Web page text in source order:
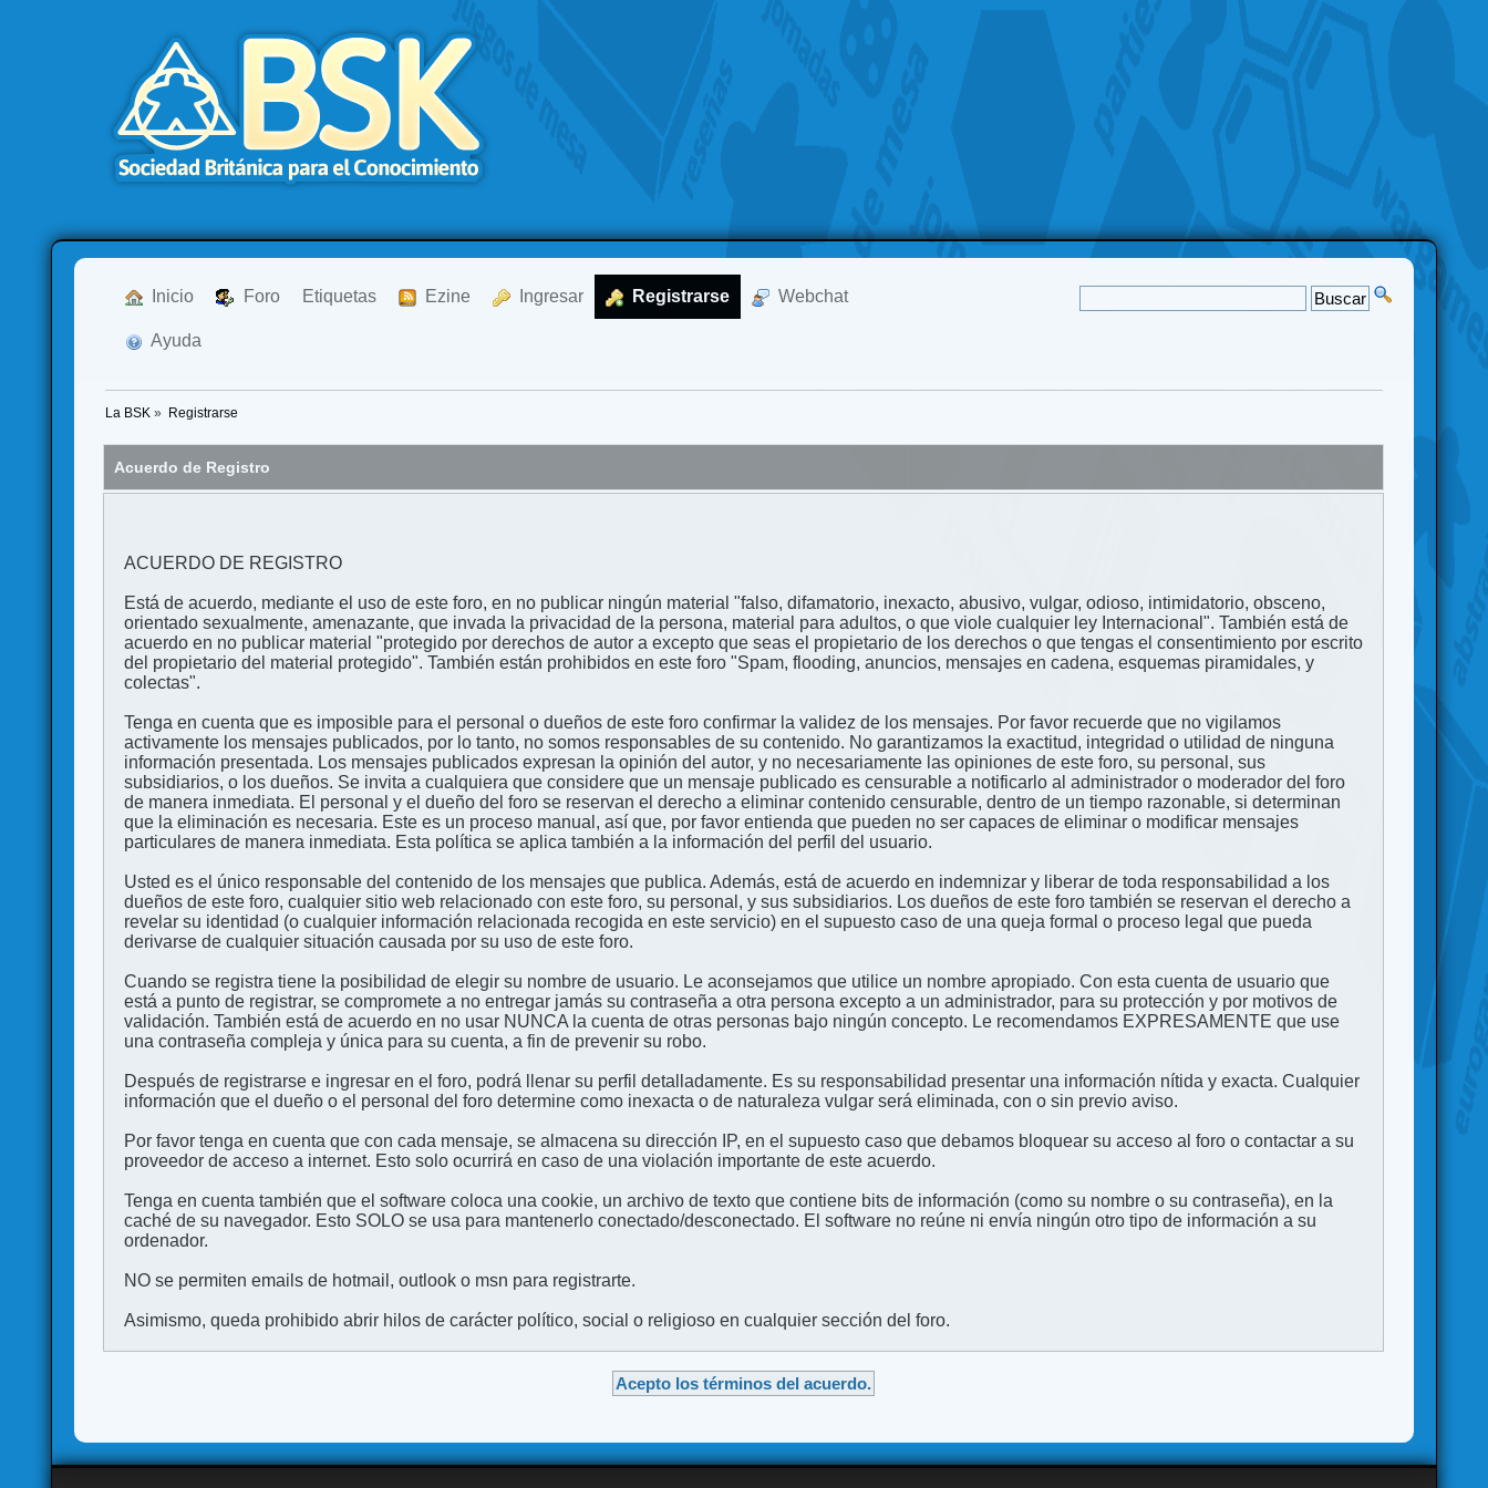
Inicio Foro Etiquetas Ezine Ingresar Registrarse Webchat
Ayuda
La BSK » Registrarse
Acuerdo de Registro
ACUERDO DE REGISTRO
Está de acuerdo, mediante el uso de este foro, en no publicar ningún material "falso, difamatorio, inexacto, abusivo, vulgar, odioso, intimidatorio, obsceno,
orientado sexualmente, amenazante, que invada la privacidad de la persona, material para adultos, o que viole cualquier ley Internacional". También está de
acuerdo en no publicar material "protegido por derechos de autor a excepto que seas el propietario de los derechos o que tengas el consentimiento por escrito
del propietario del material protegido". También están prohibidos en este foro "Spam, flooding, anuncios, mensajes en cadena, esquemas piramidales, y
colectas".
Tenga en cuenta que es imposible para el personal o dueños de este foro confirmar la validez de los mensajes. Por favor recuerde que no vigilamos
activamente los mensajes publicados, por lo tanto, no somos responsables de su contenido. No garantizamos la exactitud, integridad o utilidad de ninguna
información presentada. Los mensajes publicados expresan la opinión del autor, y no necesariamente las opiniones de este foro, su personal, sus
subsidiarios, o los dueños. Se invita a cualquiera que considere que un mensaje publicado es censurable a notificarlo al administrador o moderador del foro
de manera inmediata. El personal y el dueño del foro se reservan el derecho a eliminar contenido censurable, dentro de un tiempo razonable, si determinan
que la eliminación es necesaria. Este es un proceso manual, así que, por favor entienda que pueden no ser capaces de eliminar o modificar mensajes
particulares de manera inmediata. Esta política se aplica también a la información del perfil del usuario.
Usted es el único responsable del contenido de los mensajes que publica. Además, está de acuerdo en indemnizar y liberar de toda responsabilidad a los
dueños de este foro, cualquier sitio web relacionado con este foro, su personal, y sus subsidiarios. Los dueños de este foro también se reservan el derecho a
revelar su identidad (o cualquier información relacionada recogida en este servicio) en el supuesto caso de una queja formal o proceso legal que pueda
derivarse de cualquier situación causada por su uso de este foro.
Cuando se registra tiene la posibilidad de elegir su nombre de usuario. Le aconsejamos que utilice un nombre apropiado. Con esta cuenta de usuario que
está a punto de registrar, se compromete a no entregar jamás su contraseña a otra persona excepto a un administrador, para su protección y por motivos de
validación. También está de acuerdo en no usar NUNCA la cuenta de otras personas bajo ningún concepto. Le recomendamos EXPRESAMENTE que use
una contraseña compleja y única para su cuenta, a fin de prevenir su robo.
Después de registrarse e ingresar en el foro, podrá llenar su perfil detalladamente. Es su responsabilidad presentar una información nítida y exacta. Cualquier
información que el dueño o el personal del foro determine como inexacta o de naturaleza vulgar será eliminada, con o sin previo aviso.
Por favor tenga en cuenta que con cada mensaje, se almacena su dirección IP, en el supuesto caso que debamos bloquear su acceso al foro o contactar a su
proveedor de acceso a internet. Esto solo ocurrirá en caso de una violación importante de este acuerdo.
Tenga en cuenta también que el software coloca una cookie, un archivo de texto que contiene bits de información (como su nombre o su contraseña), en la
caché de su navegador. Esto SOLO se usa para mantenerlo conectado/desconectado. El software no reúne ni envía ningún otro tipo de información a su
ordenador.
NO se permiten emails de hotmail, outlook o msn para registrarte.
Asimismo, queda prohibido abrir hilos de carácter político, social o religioso en cualquier sección del foro.